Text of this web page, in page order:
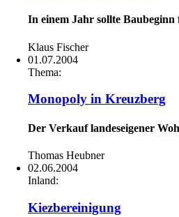
In einem Jahr sollte
Klaus Fischer
01.07.2004
Thema:
Monopoly in Kreuzberg
Der Verkauf landeseigener
Thomas Heubner
02.06.2004
Inland:
Kiezbereinigung